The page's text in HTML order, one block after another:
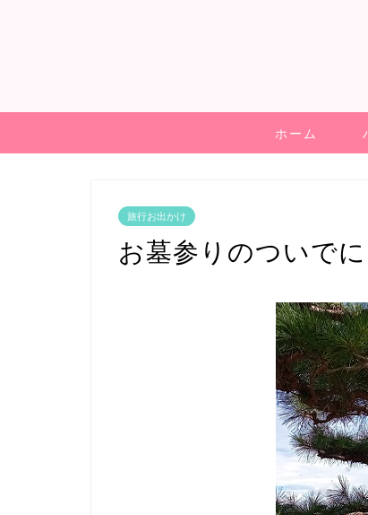
ホーム
旅行お出かけ
お墓参りのついでに